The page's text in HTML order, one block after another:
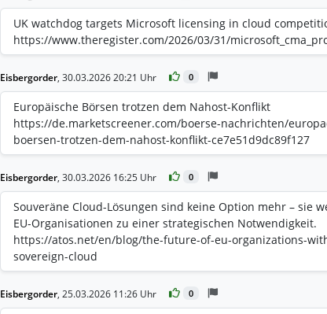
UK watchdog targets Microsoft licensing in cloud
https://www.theregister.com/2026/03/31/
Eisbergorder, 30.03.2026 20:21 Uhr 0
Europäische Börsen trotzen dem Nahost-Konflikt
https://de.marketscreener.com/boerse-nachrichten/
boersen-trotzen-dem-nahost-konflikt-ce7e51d9dc89f127
Eisbergorder, 30.03.2026 16:25 Uhr 0
Souveräne Cloud-Lösungen sind keine Option mehr – sie
EU-Organisationen zu einer strategischen Notwendigkeit.
https://atos.net/en/blog/the-future-of-eu-organizations-
sovereign-cloud
Eisbergorder, 25.03.2026 11:26 Uhr 0